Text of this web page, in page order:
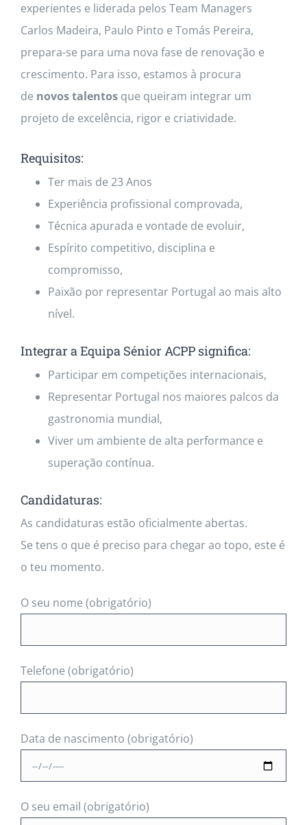
experientes e liderada pelos Team Managers
Carlos Madeira, Paulo Pinto e Tomás Pereira,
prepara-se para uma nova fase de renovação e
crescimento. Para isso, estamos à procura
de novos talentosque queiram integrar um
projeto de excelência, rigor e criatividade.
Requisitos:
Ter mais de 23 Anos
Experiência profissional comprovada,
Técnica apurada e vontade de evoluir,
Espírito competitivo, disciplina e
compromisso,
Paixão por representar Portugal ao mais alto
nível.
Integrar a Equipa Sénior ACPP significa:
Participar em competições internacionais,
Representar Portugal nos maiores palcos da
gastronomia mundial,
Viver um ambiente de alta performance e
superação contínua.
Candidaturas:
As candidaturas estão oficialmente abertas.
Se tens o que é preciso para chegar ao topo, este é
o teu momento.
O seu nome (obrigatório)
Telefone (obrigatório)
Data de nascimento (obrigatório)
O seu email (obrigatório)